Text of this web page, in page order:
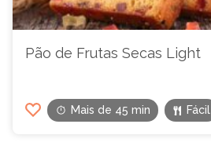
Pão de Frutas Secas Light
Mais de 45 min Fácil